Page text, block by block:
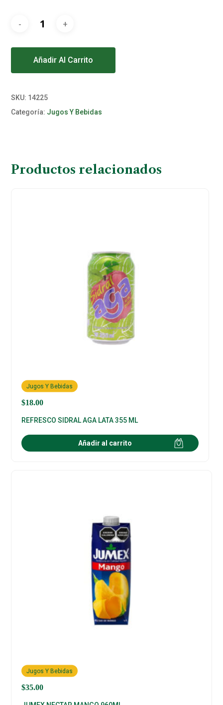
Añadir Al Carrito
SKU: 14225
Categoría: Jugos Y Bebidas
Productos relacionados
$18.00
Jugos Y Bebidas
REFRESCO SIDRAL AGA LATA 355 ML
Añadir al carrito
$35.00
Jugos Y Bebidas